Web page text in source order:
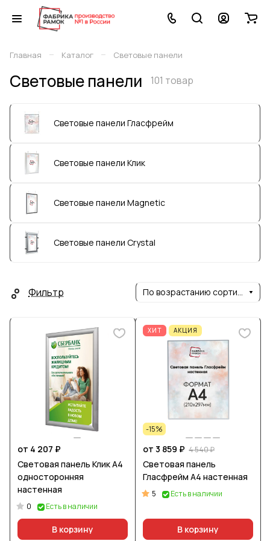
Главная – Каталог – Световые панели
Световые панели 101 товар
Световые панели Гласфрейм
Световые панели Клик
Световые панели Magnetic
Световые панели Crystal
Фильтр По возрастанию сортировки
от 4 207 ₽
Световая панель Клик А4
односторонняя
настенная
0 Есть в наличии
В корзину
ХИТ АКЦИЯ
-15%
от 3 859 ₽ 4 540 ₽
Световая панель
Гласфрейм А4 настенная
5 Есть в наличии
В корзину